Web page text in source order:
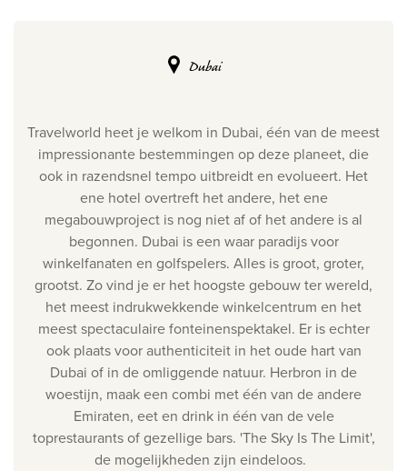
Dubai
Travelworld heet je welkom in Dubai, één van de meest
impressionante bestemmingen op deze planeet, die
ook in razendsnel tempo uitbreidt en evolueert. Het
ene hotel overtreft het andere, het ene
megabouwproject is nog niet af of het andere is al
begonnen. Dubai is een waar paradijs voor
winkelfanaten en golfspelers. Alles is groot, groter,
grootst. Zo vind je er het hoogste gebouw ter wereld,
het meest indrukwekkende winkelcentrum en het
meest spectaculaire fonteinenspektakel. Er is echter
ook plaats voor authenticiteit in het oude hart van
Dubai of in de omliggende natuur. Herbron in de
woestijn, maak een combi met één van de andere
Emiraten, eet en drink in één van de vele
toprestaurants of gezellige bars. 'The Sky Is The Limit',
de mogelijkheden zijn eindeloos.